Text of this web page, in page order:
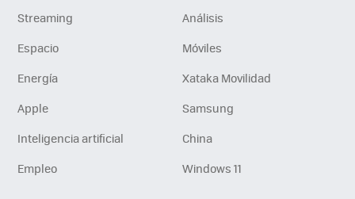
Streaming
Análisis
Espacio
Móviles
Energía
Xataka Movilidad
Apple
Samsung
Inteligencia artificial
China
Empleo
Windows 11